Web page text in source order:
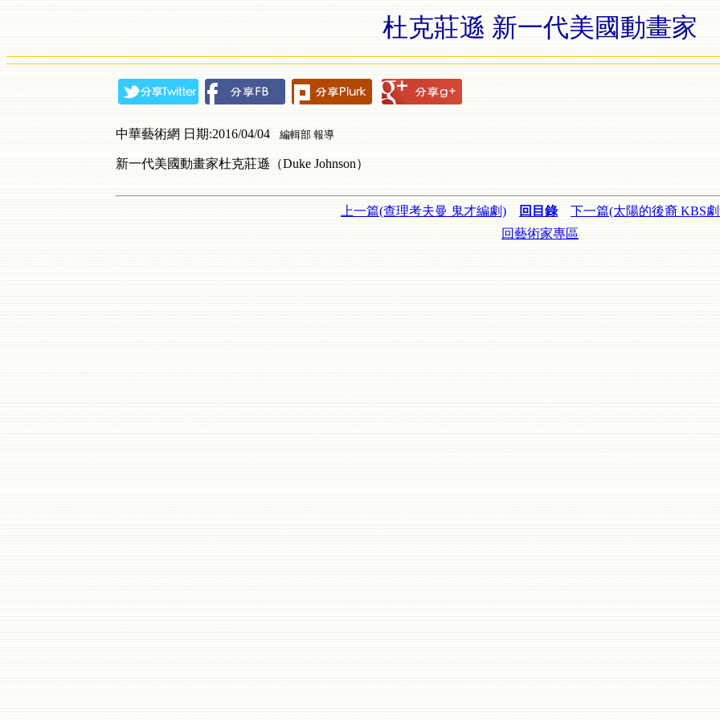
杜克莊遜 新一代美國動畫家
中華藝術網 日期:2016/04/04 編輯部 報導
新一代美國動畫家杜克莊遜（Duke Johnson）
上一篇(查理考夫曼 鬼才編劇) 回目錄
下一篇(太陽的後裔 KBS
回藝術家專區